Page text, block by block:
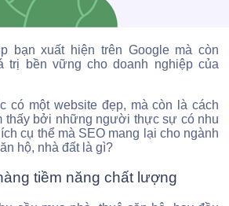
bạn xuất hiện trên Google mà còn
trị bền vững cho doanh nghiệp của
có một website đẹp, mà còn là cách
thấy bởi những người thực sự có nhu
cụ thể mà SEO mang lại cho ngành
hộ, nhà đất là gì?
tiềm năng chất lượng